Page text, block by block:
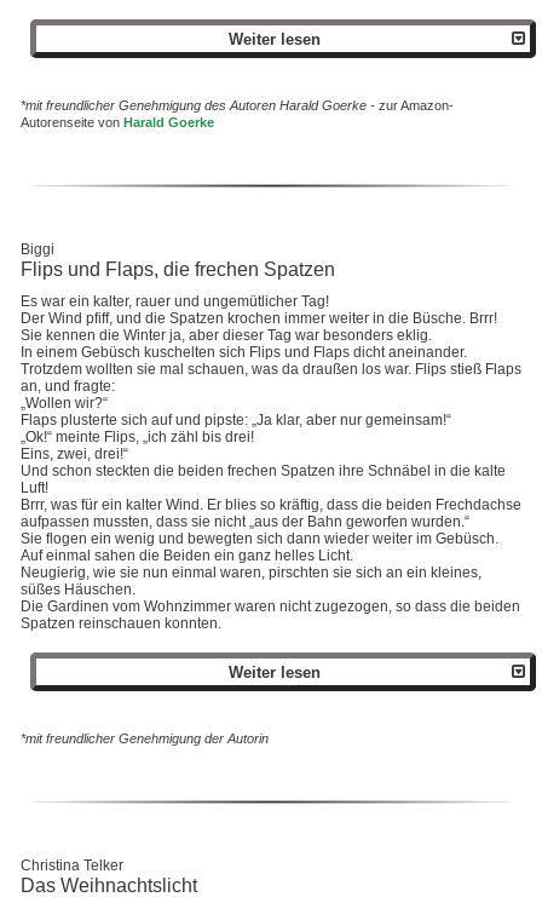
Weiter lesen
*mit freundlicher Genehmigung des Autoren Harald Goerke - zur Amazon-
Autorenseite von Harald Goerke
Biggi
Flips und Flaps, die frechen Spatzen
Es war ein kalter, rauer und ungemütlicher Tag!
Der Wind pfiff, und die Spatzen krochen immer weiter in die Büsche. Brrr!
Sie kennen die Winter ja, aber dieser Tag war besonders eklig.
In einem Gebüsch kuschelten sich Flips und Flaps dicht aneinander.
Trotzdem wollten sie mal schauen, was da draußen los war. Flips stieß Flaps
an, und fragte:
„Wollen wir?“
Flaps plusterte sich auf und pipste: „Ja klar, aber nur gemeinsam!“
„Ok!“ meinte Flips, „ich zähl bis drei!
Eins, zwei, drei!“
Und schon steckten die beiden frechen Spatzen ihre Schnäbel in die kalte
Luft!
Brrr, was für ein kalter Wind. Er blies so kräftig, dass die beiden Frechdachse
aufpassen mussten, dass sie nicht „aus der Bahn geworfen wurden.“
Sie flogen ein wenig und bewegten sich dann wieder weiter im Gebüsch.
Auf einmal sahen die Beiden ein ganz helles Licht.
Neugierig, wie sie nun einmal waren, pirschten sie sich an ein kleines,
süßes Häuschen.
Die Gardinen vom Wohnzimmer waren nicht zugezogen, so dass die beiden
Spatzen reinschauen konnten.
Weiter lesen
*mit freundlicher Genehmigung der Autorin
Christina Telker
Das Weihnachtslicht